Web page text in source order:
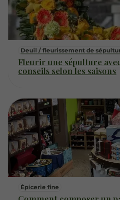
Deuil / fleurissement de
Fleurir une sépulture
conseils selon les saisons
Épicerie fine